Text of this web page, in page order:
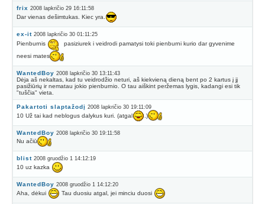
frix 2008 lapkričio 29 16:11:58
Dar vienas dešimtukas. Kiec yra.
ex-it 2008 lapkričio 30 01:11:25
Pienburnis
pasiziurek i veidrodi pamatysi toki pienburni kurio dar gyvenime
neesi mates
WantedBoy 2008 lapkričio 30 13:11:43
Dėja aš nekaltas, kad tu veidrodžio neturi, aš kiekvieną dieną bent po 2 kartus į jį
pasižiūrių ir nematau jokio pienburnio. O tau aiškint peržemas lygis, kadangi esi tik
"tuščia" vieta.
Pakartoti slaptažodį 2008 lapkričio 30 19:11:09
10 Už tai kad neblogus dalykus kuri. (atgal .)
WantedBoy 2008 lapkričio 30 19:11:58
Nu ačiū
blist 2008 gruodžio 1 14:12:19
10 uz kazka
WantedBoy 2008 gruodžio 1 14:12:20
Aha, dėkui Tau duosiu atgal, jei minciu duosi